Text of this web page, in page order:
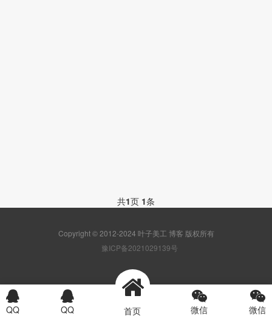
共1页 1条
Copyright © 2012-2024 叶子美工 博客 版权所有
豫ICP备2021029139号
QQ QQ 首页 微信 微信
www_511ps_com